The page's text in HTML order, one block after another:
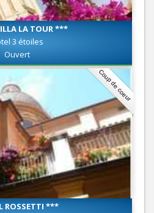
LA TOUR ***
3 étoiles
Ouvert
Coup de coeur
ROSSETTI ***